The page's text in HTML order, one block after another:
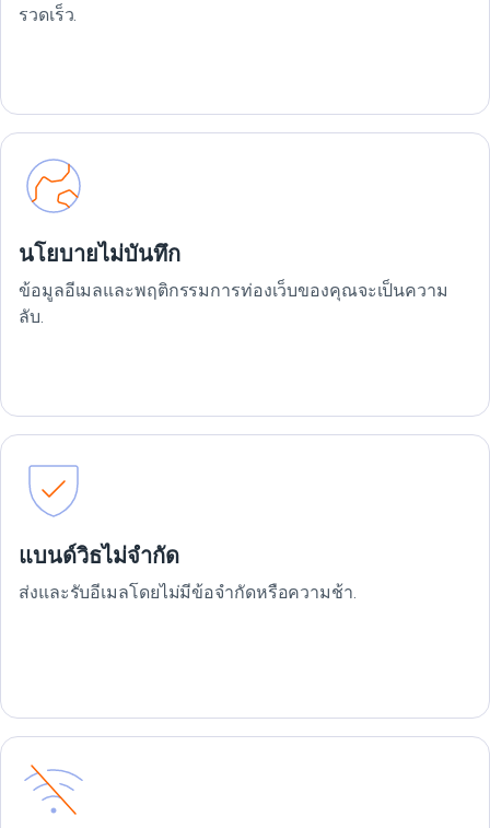
รวดเร็ว.
นโยบายไม่บันทึก
ข้อมูลอีเมลและพฤติกรรมการท่องเว็บของคุณจะเป็นความ
ลับ.
แบนด์วิธไม่จำกัด
ส่งและรับอีเมลโดยไม่มีข้อจำกัดหรือความช้า.